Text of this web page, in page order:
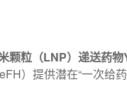
颗粒（LNP）递送药物
）提供潜在“一次给药